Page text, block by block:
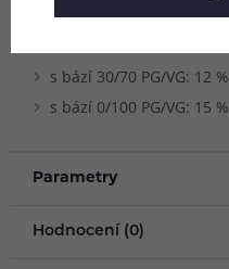
s bází 70/30 PG/VG: 8 %
s bází 30/70 PG/VG: 12 %
s bází 0/100 PG/VG: 15 %
Parametry
Hodnocení (0)